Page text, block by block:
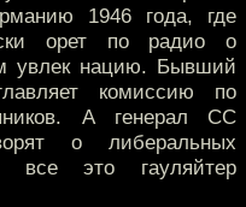
1946 года, где
орет по радио о
увлек нацию. Бывший
комиссию по
А генерал СС
о либеральных
все это гауляйтер